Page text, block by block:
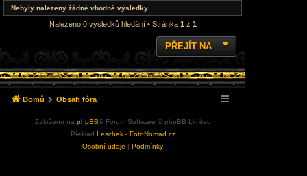
Nebyly nalezeny žádné vhodné výsledky.
Nalezeno 0 výsledků hledání • Stránka 1 z 1
PŘEJÍT NA
Domů Obsah fóra
Založeno na phpBB® Forum Software © phpBB Limited
Překlad Leschek - FotoNomad.cz
Osobní údaje |Podmínky